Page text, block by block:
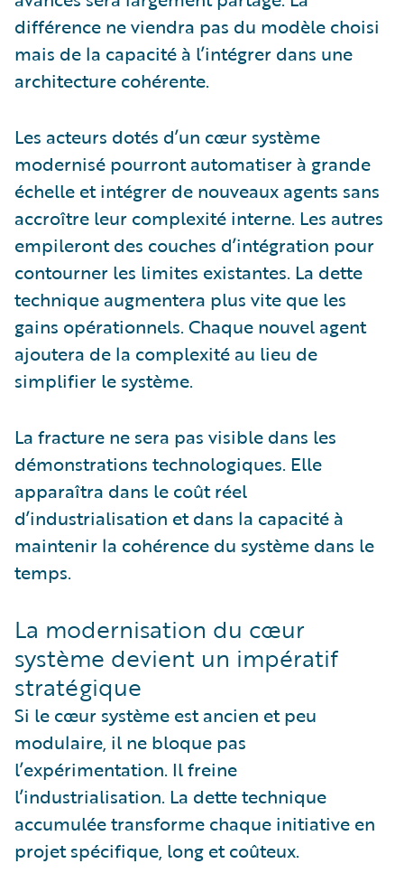
différence ne viendra pas du modèle choisi
mais de la capacité à l’intégrer dans une
architecture cohérente.
Les acteurs dotés d’un cœur système
modernisé pourront automatiser à grande
échelle et intégrer de nouveaux agents sans
accroître leur complexité interne. Les autres
empileront des couches d’intégration pour
contourner les limites existantes. La dette
technique augmentera plus vite que les
gains opérationnels. Chaque nouvel agent
ajoutera de la complexité au lieu de
simplifier le système.
La fracture ne sera pas visible dans les
démonstrations technologiques. Elle
apparaîtra dans le coût réel
d’industrialisation et dans la capacité à
maintenir la cohérence du système dans le
temps.
La modernisation du cœur
système devient un impératif
stratégique
Si le cœur système est ancien et peu
modulaire, il ne bloque pas
l’expérimentation. Il freine
l’industrialisation. La dette technique
accumulée transforme chaque initiative en
projet spécifique, long et coûteux.